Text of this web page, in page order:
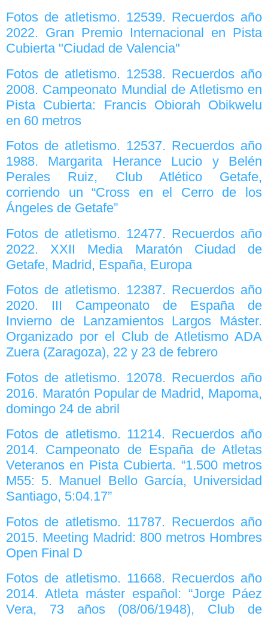
Fotos de atletismo. 12539. Recuerdos año
2022. Gran Premio Internacional en Pista
Cubierta "Ciudad de Valencia"
Fotos de atletismo. 12538. Recuerdos año
2008. Campeonato Mundial de Atletismo en
Pista Cubierta: Francis Obiorah Obikwelu
en 60 metros
Fotos de atletismo. 12537. Recuerdos año
1988. Margarita Herance Lucio y Belén
Perales Ruiz, Club Atlético Getafe,
corriendo un “Cross en el Cerro de los
Ángeles de Getafe”
Fotos de atletismo. 12477. Recuerdos año
2022. XXII Media Maratón Ciudad de
Getafe, Madrid, España, Europa
Fotos de atletismo. 12387. Recuerdos año
2020. III Campeonato de España de
Invierno de Lanzamientos Largos Máster.
Organizado por el Club de Atletismo ADA
Zuera (Zaragoza), 22 y 23 de febrero
Fotos de atletismo. 12078. Recuerdos año
2016. Maratón Popular de Madrid, Mapoma,
domingo 24 de abril
Fotos de atletismo. 11214. Recuerdos año
2014. Campeonato de España de Atletas
Veteranos en Pista Cubierta. “1.500 metros
M55: 5. Manuel Bello García, Universidad
Santiago, 5:04.17”
Fotos de atletismo. 11787. Recuerdos año
2015. Meeting Madrid: 800 metros Hombres
Open Final D
Fotos de atletismo. 11668. Recuerdos año
2014. Atleta máster español: “Jorge Páez
Vera, 73 años (08/06/1948), Club de